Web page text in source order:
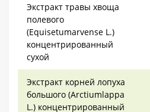
Экстракт травы хвоща
полевого
(Equisetumarvense L.)
концентрированный
сухой
Экстракт корней лопуха
большого (Arctiumlappa
L.) концентрированный